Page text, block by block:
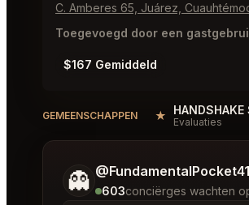
C. Amberes 65, Juárez,
Toegevoegd door een
$167 Gemiddeld
GEMEENSCHAPPEN ★ Evaluaties
👻 @FundamentalPocket41
603conciërges wachten
Vertel me wat je wilt.